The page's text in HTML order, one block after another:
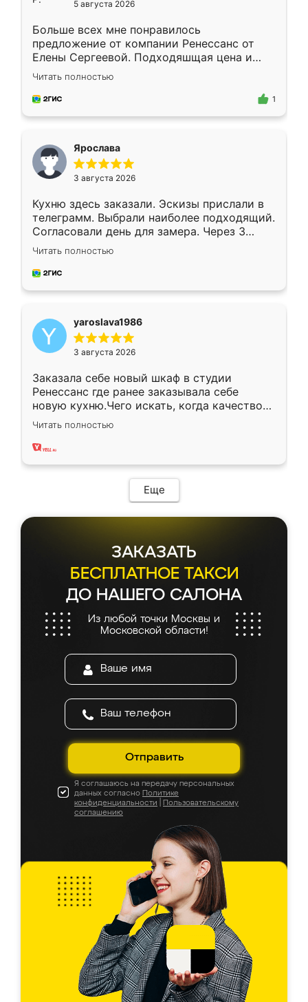
5 августа 2026
Больше всех мне понравилось
предложение от компании Ренессанс от
Елены Сергеевой. Подходяшщая цена и
короткие сроки изготовления. Приехавший
для замера сотрудник Владислав
предложил по моему эскизу самый
Читать полностью
1
Ярослава
3 августа 2026
Кухню здесь заказали. Эскизы прислали в
телеграмм. Выбрали наиболее подходящий.
Согласовали день для замера. Через 3
недели кухня была уже готова. Остались
довольны работой. Спасибо Ренессанс
мебель за качественную работу!
Читать полностью
yaroslava1986
3 августа 2026
Заказала себе новый шкаф в студии
Ренессанс где ранее заказывала себе
новую кухню.Чего искать, когда качеством
вполне довольна. Служит кухня уже почти
два года, нареканий нет.
Читать полностью
Еще
ЗАКАЗАТЬ
БЕСПЛАТНОЕ ТАКСИ
ДО НАШЕГО САЛОНА
Из любой точки Москвы и
Московской области!
Отправить
Я соглашаюсь на передачу персональных
данных согласно Политике
конфиденциальности
Пользовательскому
соглашению